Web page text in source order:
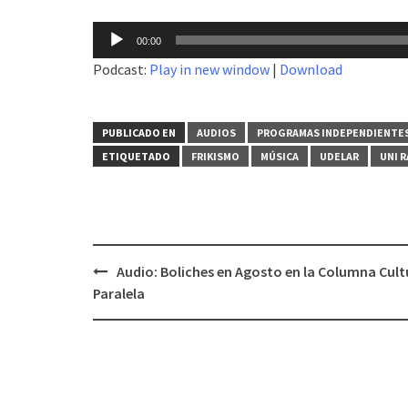
Reproductor
de
audio
00:00
Podcast: Play in new window | Download
PUBLICADO EN AUDIOS
PROGRAMAS
ETIQUETADO
FRIKISMO MÚSICA UDELAR UNI
Navegación
Audio: Boliches en Agosto en la Columna
Paralela